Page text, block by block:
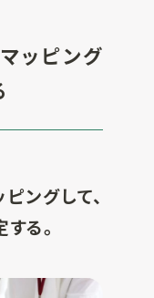
ッピング
ングして、
る。